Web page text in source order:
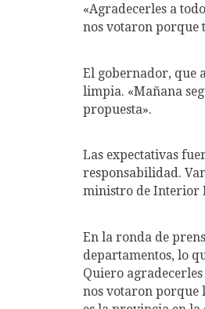
«Agradecerles a
nos votaron porque
El gobernador, que
limpia. «Mañana
propuesta».
Las expectativas
responsabilidad.
ministro de Interior
En la ronda de
departamentos, lo
Quiero
nos votaron porque